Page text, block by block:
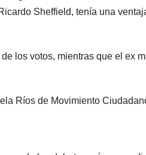
Sheffield, tenía una
los votos, mientras que el ex
Ríos de Movimiento